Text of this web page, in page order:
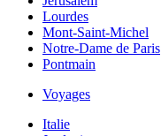
Lourdes
Mont-Saint-Michel
Notre-Dame de Paris
Pontmain
Voyages
Italie